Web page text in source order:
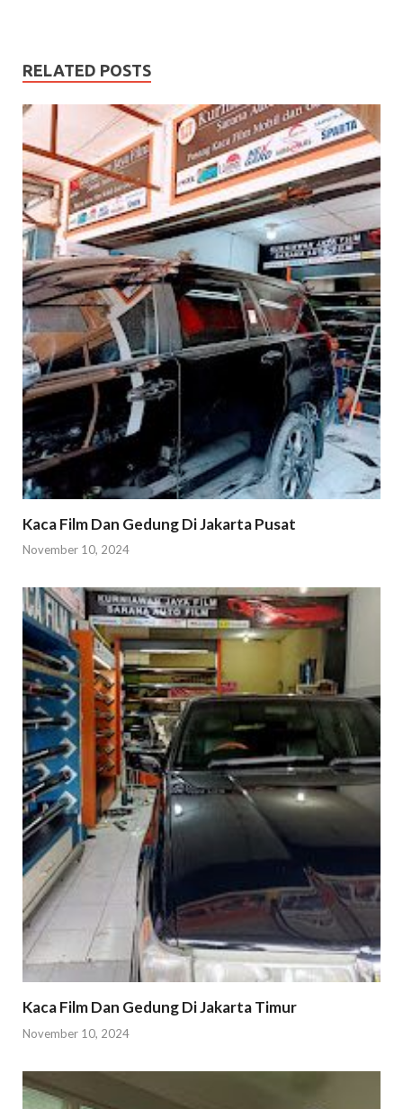
RELATED POSTS
Kaca Film Dan Gedung Di Jakarta Pusat
November 10, 2024
Kaca Film Dan Gedung Di Jakarta Timur
November 10, 2024